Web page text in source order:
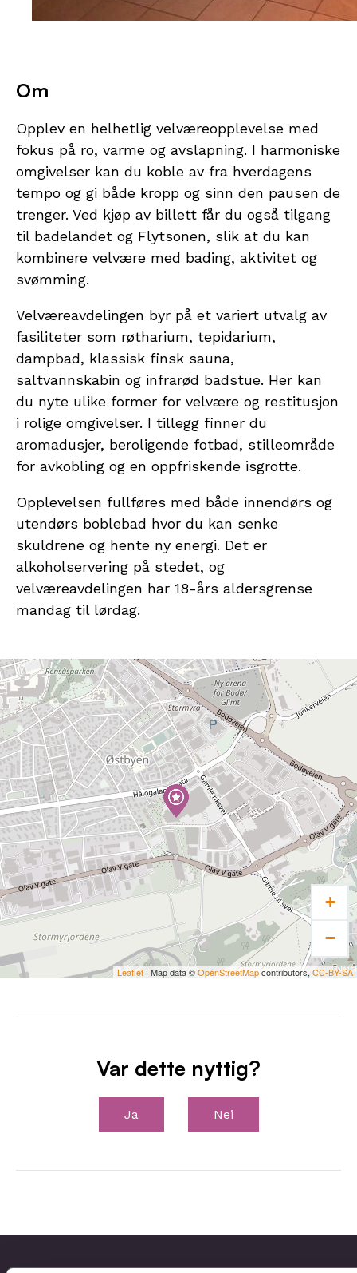
Om
Opplev en helhetlig velværeopplevelse med
fokus på ro, varme og avslapning. I harmoniske
omgivelser kan du koble av fra hverdagens
tempo og gi både kropp og sinn den pausen de
trenger. Ved kjøp av billett får du også tilgang
til badelandet og Flytsonen, slik at du kan
kombinere velvære med bading, aktivitet og
svømming.
Velværeavdelingen byr på et variert utvalg av
fasiliteter som røtharium, tepidarium,
dampbad, klassisk finsk sauna,
saltvannskabin og infrarød badstue. Her kan
du nyte ulike former for velvære og restitusjon
i rolige omgivelser. I tillegg finner du
aromadusjer, beroligende fotbad, stilleområde
for avkobling og en oppfriskende isgrotte.
Opplevelsen fullføres med både innendørs og
utendørs boblebad hvor du kan senke
skuldrene og hente ny energi. Det er
alkoholservering på stedet, og
velværeavdelingen har 18-års aldersgrense
mandag til lørdag.
+
−
Leaflet | Map data ©OpenStreetMapcontributors, CC-BY-SA
Var dette nyttig?
Ja Nei